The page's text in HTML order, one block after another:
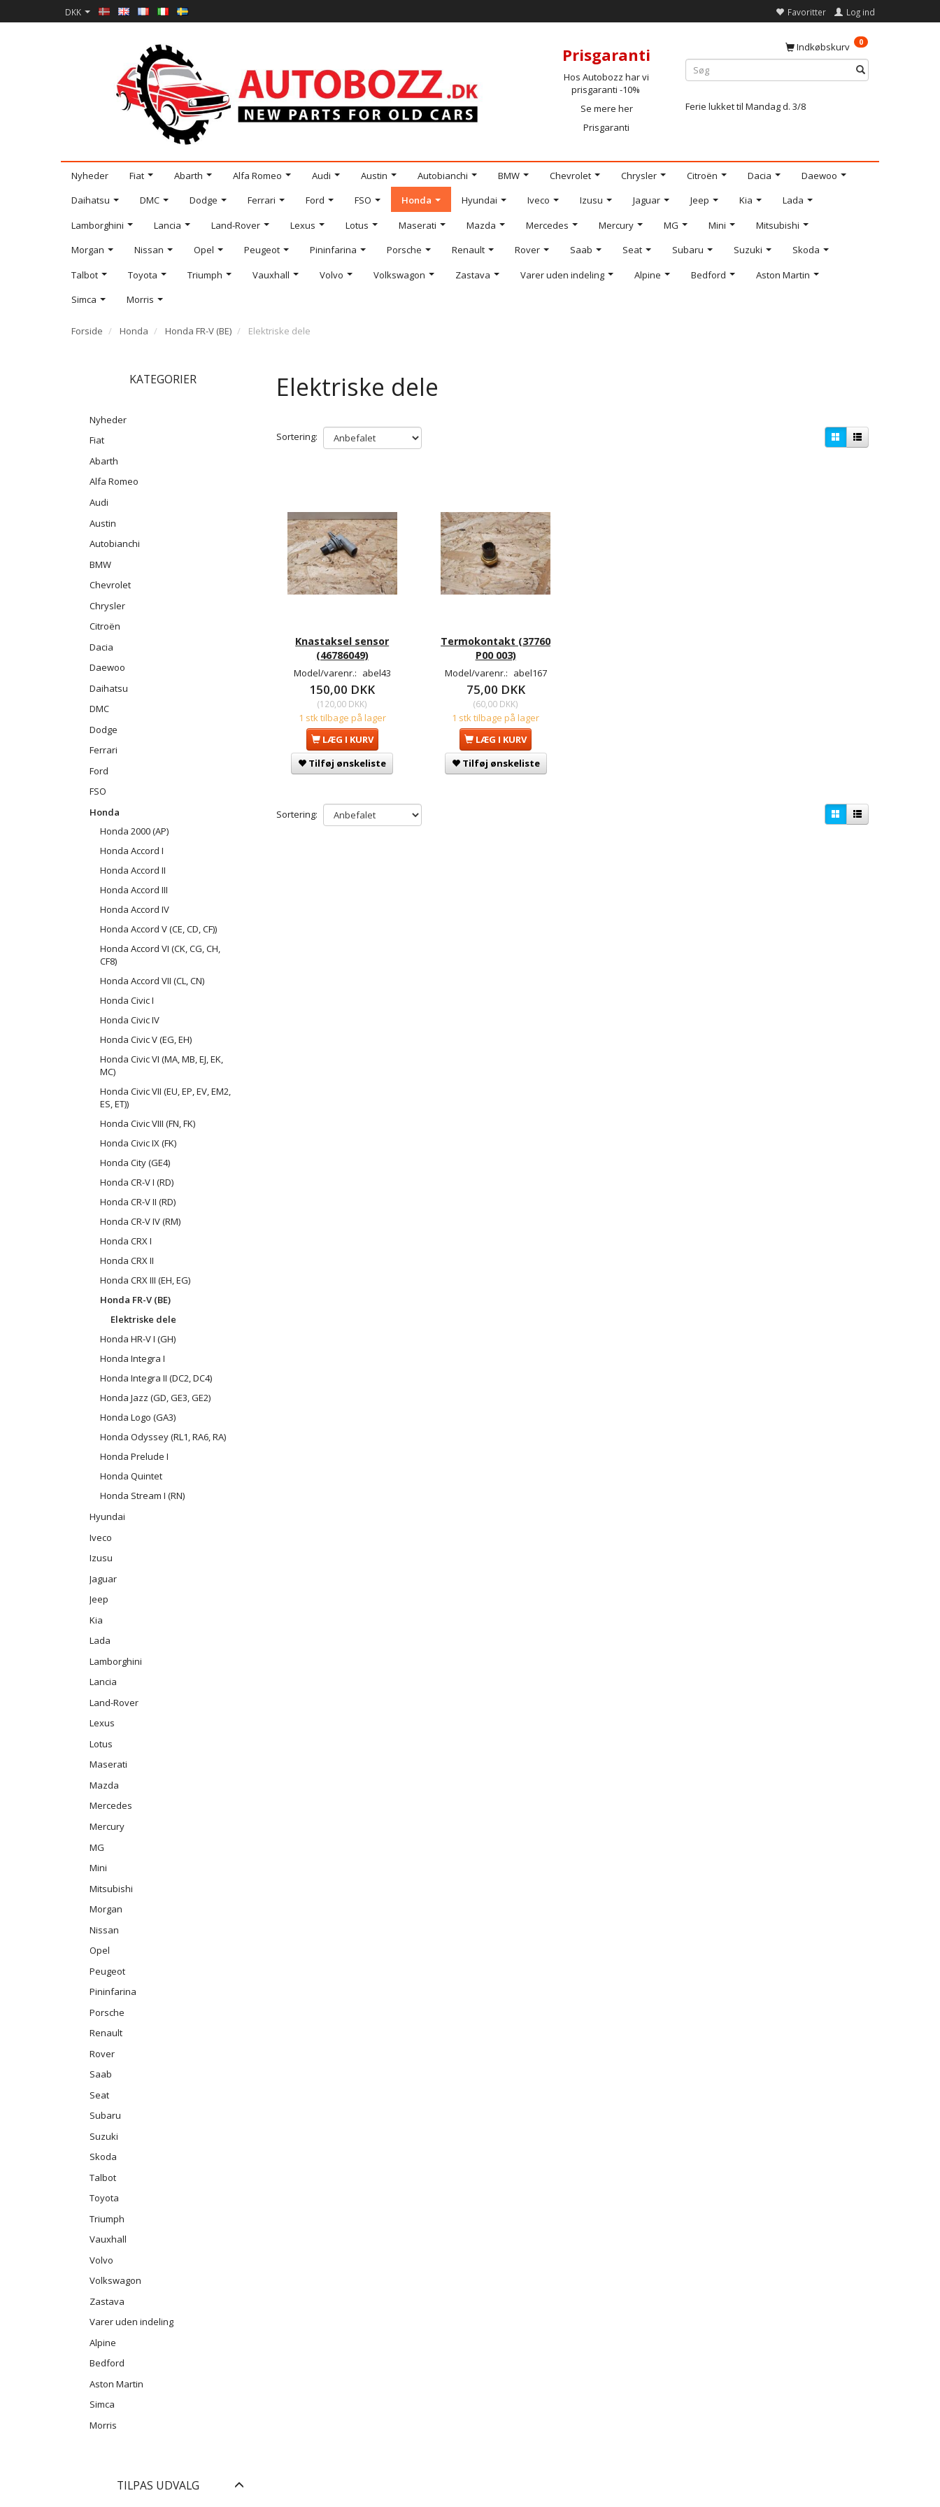
DKK Favoritter Log ind
Prisgaranti
Hos Autobozz har vi
prisgaranti -10%
Se mere her
Prisgaranti
Indkøbskurv 0
Ferie lukket til Mandag d. 3/8
Nyheder Fiat Abarth Alfa Romeo Audi Austin Autobianchi BMW Chevrolet Chrysler Citroën Dacia
Daewoo
Daihatsu
DMC Dodge Ferrari Ford FSO Honda Hyundai Iveco Izusu Jaguar Jeep Kia
Lada
Lamborghini
Lancia Land-Rover Lexus Lotus Maserati Mazda Mercedes Mercury MG Mini
Mitsubishi
Morgan
Nissan Opel Peugeot Pininfarina Porsche Renault Rover Saab Seat Subaru Suzuki
Skoda
Talbot
Toyota Triumph Vauxhall Volvo Volkswagon Zastava Varer uden indeling Alpine Bedford
Aston Martin
Simca
Morris
Forside Honda Honda FR-V (BE) Elektriske dele
KATEGORIER
Nyheder
Fiat
Abarth
Alfa Romeo
Audi
Austin
Autobianchi
BMW
Chevrolet
Chrysler
Citroën
Dacia
Daewoo
Daihatsu
DMC
Dodge
Ferrari
Ford
FSO
Honda
Honda 2000 (AP)
Honda Accord I
Honda Accord II
Honda Accord III
Honda Accord IV
Honda Accord V (CE, CD, CF))
Honda Accord VI (CK, CG, CH,
CF8)
Honda Accord VII (CL, CN)
Honda Civic I
Honda Civic IV
Honda Civic V (EG, EH)
Honda Civic VI (MA, MB, EJ, EK,
MC)
Honda Civic VII (EU, EP, EV, EM2,
ES, ET))
Honda Civic VIII (FN, FK)
Honda Civic IX (FK)
Honda City (GE4)
Honda CR-V I (RD)
Honda CR-V II (RD)
Honda CR-V IV (RM)
Honda CRX I
Honda CRX II
Honda CRX III (EH, EG)
Honda FR-V (BE)
Elektriske dele
Honda HR-V I (GH)
Honda Integra I
Honda Integra II (DC2, DC4)
Honda Jazz (GD, GE3, GE2)
Honda Logo (GA3)
Honda Odyssey (RL1, RA6, RA)
Honda Prelude I
Honda Quintet
Honda Stream I (RN)
Hyundai
Iveco
Izusu
Jaguar
Jeep
Kia
Lada
Lamborghini
Lancia
Land-Rover
Lexus
Lotus
Maserati
Mazda
Mercedes
Mercury
MG
Mini
Mitsubishi
Morgan
Nissan
Opel
Peugeot
Pininfarina
Porsche
Renault
Rover
Saab
Seat
Subaru
Suzuki
Skoda
Talbot
Toyota
Triumph
Vauxhall
Volvo
Volkswagon
Zastava
Varer uden indeling
Alpine
Bedford
Aston Martin
Simca
Morris
TILPAS UDVALG
Elektriske dele
Sortering:
Knastaksel sensor
(46786049)
Model/varenr.: abel43
150,00 DKK
(120,00 DKK)
1 stk tilbage på lager
LÆG I KURV
Tilføj ønskeliste
Termokontakt (37760
P00 003)
Model/varenr.: abel167
75,00 DKK
(60,00 DKK)
1 stk tilbage på lager
LÆG I KURV
Tilføj ønskeliste
Sortering: